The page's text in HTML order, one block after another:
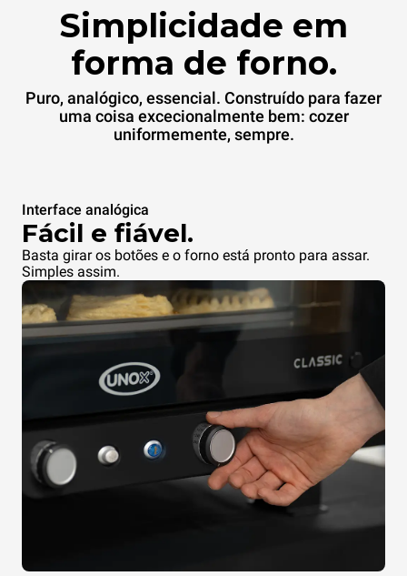
Simplicidade em
forma de forno.
Puro, analógico, essencial. Construído para fazer
uma coisa excecionalmente bem: cozer
uniformemente, sempre.
Interface analógica
Fácil e fiável.
Basta girar os botões e o forno está pronto para assar.
Simples assim.